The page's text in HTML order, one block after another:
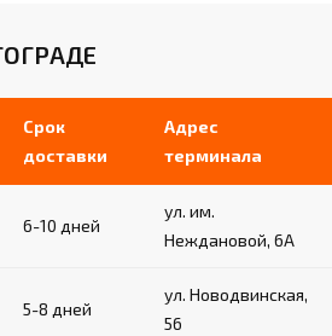
28 кг, в зависимости от
качества
Срок
доставки
Адрес
терминала
6-10 дней
ул. им.
Неждановой, 6А
5-8 дней
ул. Новодвинская,
56